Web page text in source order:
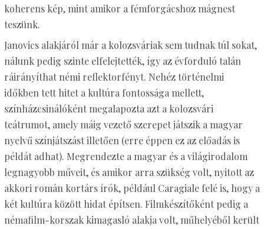
koherens kép, mint amikor a fémforgácshoz mágnest
teszünk.
Janovics alakjáról már a kolozsváriak sem tudnak túl sokat,
nálunk pedig szinte elfelejtették, így az évforduló talán
ráirányíthat némi reflektorfényt. Nehéz történelmi
időkben tett hitet a kultúra fontossága mellett,
színházcsinálóként megalapozta azt a kolozsvári
teátrumot, amely máig vezető szerepet játszik a magyar
nyelvű színjátszást illetően (erre éppen ez az előadás is
példát adhat). Megrendezte a magyar és a világirodalom
legnagyobb műveit, és amikor arra szükség volt, nyitott az
akkori román kortárs írók, például Caragiale felé is, hogy a
két kultúra között hidat építsen. Filmkészítőként pedig a
némafilm-korszak kimagasló alakja volt, műhelyéből került